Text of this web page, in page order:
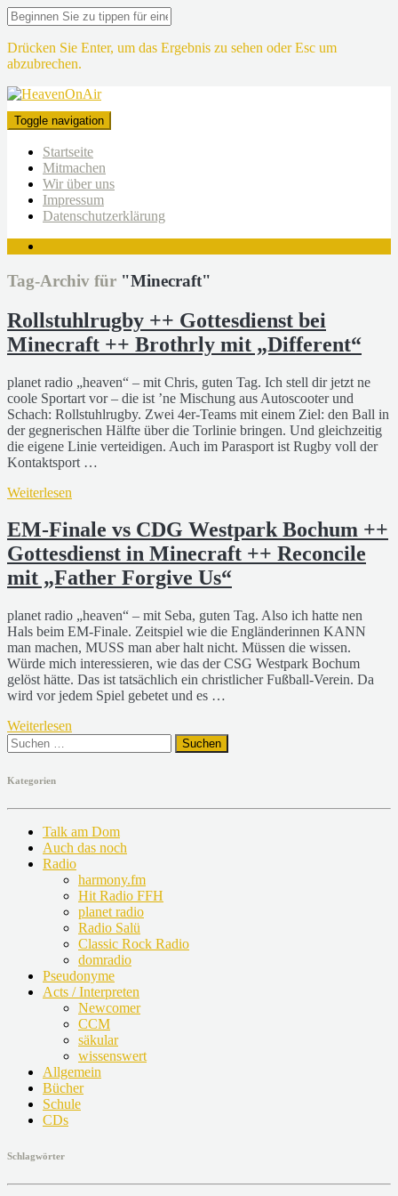
Drücken Sie Enter, um das Ergebnis zu sehen oder Esc um
abzubrechen.
Toggle navigation
Startseite
Mitmachen
Wir über uns
Impressum
Datenschutzerklärung
Tag-Archiv für "Minecraft"
Rollstuhlrugby ++ Gottesdienst bei
Minecraft ++ Brothrly mit „Different“
planet radio „heaven“ – mit Chris, guten Tag. Ich stell dir jetzt ne
coole Sportart vor – die ist ’ne Mischung aus Autoscooter und
Schach: Rollstuhlrugby. Zwei 4er-Teams mit einem Ziel: den Ball in
der gegnerischen Hälfte über die Torlinie bringen. Und gleichzeitig
die eigene Linie verteidigen. Auch im Parasport ist Rugby voll der
Kontaktsport …
Weiterlesen
EM-Finale vs CDG Westpark Bochum ++
Gottesdienst in Minecraft ++ Reconcile
mit „Father Forgive Us“
planet radio „heaven“ – mit Seba, guten Tag. Also ich hatte nen
Hals beim EM-Finale. Zeitspiel wie die Engländerinnen KANN
man machen, MUSS man aber halt nicht. Müssen die wissen.
Würde mich interessieren, wie das der CSG Westpark Bochum
gelöst hätte. Das ist tatsächlich ein christlicher Fußball-Verein. Da
wird vor jedem Spiel gebetet und es …
Weiterlesen
Suchen
nach:
Kategorien
Talk am Dom
Auch das noch
Radio
harmony.fm
Hit Radio FFH
planet radio
Radio Salü
Classic Rock Radio
domradio
Pseudonyme
Acts / Interpreten
Newcomer
CCM
säkular
wissenswert
Allgemein
Bücher
Schule
CDs
Schlagwörter